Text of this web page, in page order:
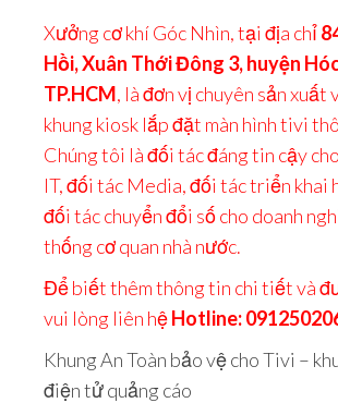
Xưởng cơ khí Góc Nhìn, tại địa chỉ
Hồi, Xuân Thới Đông 3, huyện
TP.HCM, là đơn vị chuyên sản xuất
khung kiosk lắp đặt màn hình tivi
Chúng tôi là đối tác đáng tin cậy
IT, đối tác Media, đối tác triển khai
đối tác chuyển đổi số cho doanh
thống cơ quan nhà nước.
Để biết thêm thông tin chi tiết và
vui lòng liên hệHotline:
Khung An Toàn bảo vệ cho Tivi –
điện tử quảng cáo